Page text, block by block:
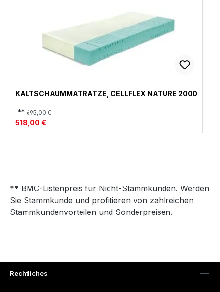
KALTSCHAUMMATRATZE, CELLFLEX NATURE 2000
** 695,00 €
518,00 €
** BMC-Listenpreis für Nicht-Stammkunden. Werden
Sie Stammkunde und profitieren von zahlreichen
Stammkundenvorteilen und Sonderpreisen.
Rechtliches